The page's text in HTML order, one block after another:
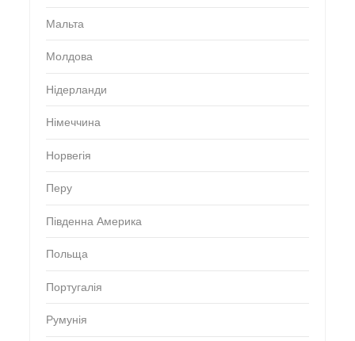
Мальта
Молдова
Нідерланди
Німеччина
Норвегія
Перу
Південна Америка
Польща
Португалія
Румунія